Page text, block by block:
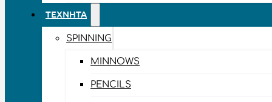
ΤΕΧΝΗΤΆ
SPINNING
MINNOWS
PENCILS